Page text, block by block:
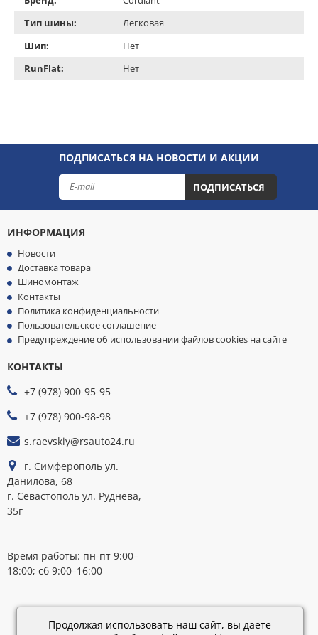
Тип шины:
Легковая
Шип:
Нет
RunFlat:
Нет
ПОДПИСАТЬСЯ НА НОВОСТИ И АКЦИИ
ПОДПИСАТЬСЯ
ИНФОРМАЦИЯ
Новости
Доставка товара
Шиномонтаж
Контакты
Политика конфиденциальности
Пользовательское соглашение
Предупреждение об использовании файлов cookies на сайте
КОНТАКТЫ
+7 (978) 900-95-95
+7 (978) 900-98-98
s.raevskiy@rsauto24.ru
г. Симферополь ул.
Данилова, 68
г. Севастополь ул. Руднева,
35г
Время работы: пн-пт 9:00–
18:00; сб 9:00–16:00
Каталог
28.02.2019
Продолжая использовать наш сайт, вы даете